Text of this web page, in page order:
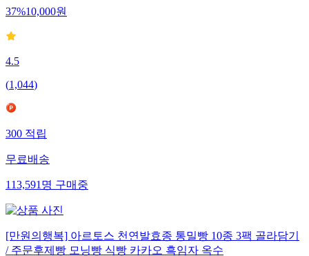
37%10,000원
4.5
(1,044)
300 적립
무료배송
113,591 명 구매중
[만원의행복] 아르토스 천연발효종 통밀빵 10종 3팩 골라담기
/ 주문후제빵 모닝빵 식빵 카카오 흑임자 옥수